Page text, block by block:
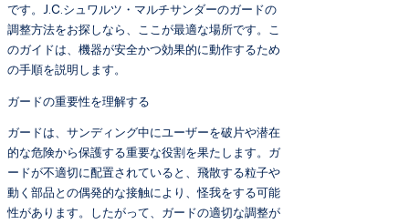
です。J.C.シュワルツ・マルチサンダーのガードの
調整方法をお探しなら、ここが最適な場所です。こ
のガイドは、機器が安全かつ効果的に動作するため
の手順を説明します。
ガードの重要性を理解する
ガードは、サンディング中にユーザーを破片や潜在
的な危険から保護する重要な役割を果たします。ガ
ードが不適切に配置されていると、飛散する粒子や
動く部品との偶発的な接触により、怪我をする可能
性があります。したがって、ガードの適切な調整が